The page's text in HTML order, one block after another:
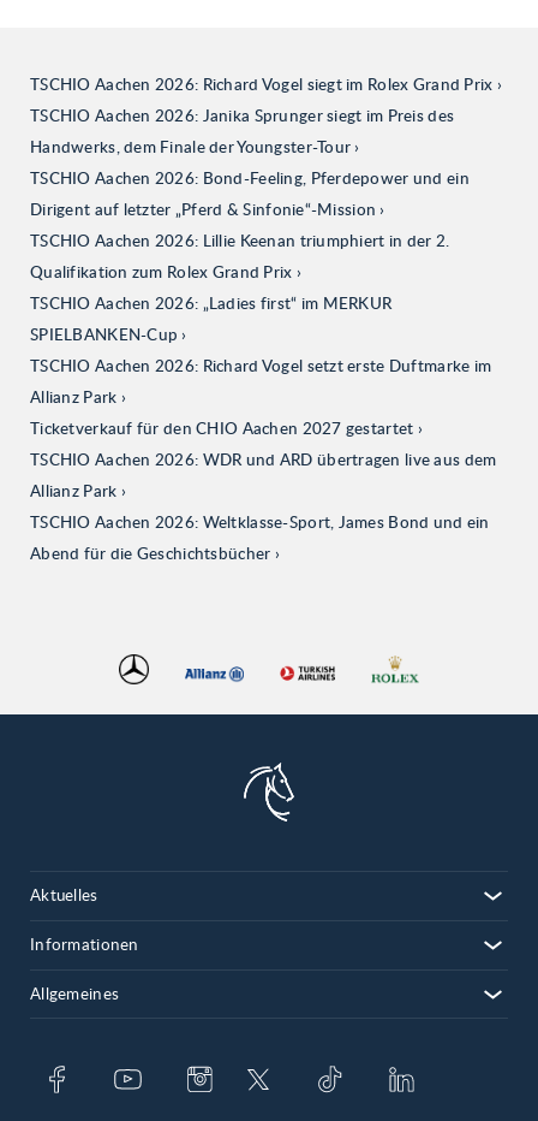
TSCHIO Aachen 2026: Richard Vogel siegt im Rolex Grand Prix
TSCHIO Aachen 2026: Janika Sprunger siegt im Preis des
Handwerks, dem Finale der Youngster-Tour
TSCHIO Aachen 2026: Bond-Feeling, Pferdepower und ein
Dirigent auf letzter „Pferd & Sinfonie“-Mission
TSCHIO Aachen 2026: Lillie Keenan triumphiert in der 2.
Qualifikation zum Rolex Grand Prix
TSCHIO Aachen 2026: „Ladies first“ im MERKUR
SPIELBANKEN-Cup
TSCHIO Aachen 2026: Richard Vogel setzt erste Duftmarke im
Allianz Park
Ticketverkauf für den CHIO Aachen 2027 gestartet
TSCHIO Aachen 2026: WDR und ARD übertragen live aus dem
Allianz Park
TSCHIO Aachen 2026: Weltklasse-Sport, James Bond und ein
Abend für die Geschichtsbücher
Aktuelles
Informationen
Allgemeines